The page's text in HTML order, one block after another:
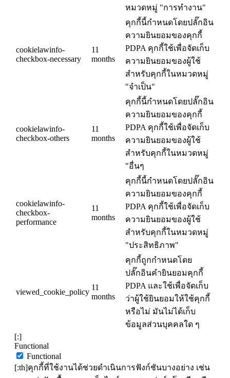
หมวดหมู่ "การทำงาน"
cookielawinfo-
checkbox-necessary
11
months
คุกกี้นี้กำหนดโดยปลั๊กอิน
ความยินยอมของคุกกี้
PDPA คุกกี้ใช้เพื่อจัดเก็บ
ความยินยอมของผู้ใช้
สำหรับคุกกี้ในหมวดหมู่
"จำเป็น"
cookielawinfo-
checkbox-others
11
months
คุกกี้นี้กำหนดโดยปลั๊กอิน
ความยินยอมของคุกกี้
PDPA คุกกี้ใช้เพื่อจัดเก็บ
ความยินยอมของผู้ใช้
สำหรับคุกกี้ในหมวดหมู่
"อื่นๆ
cookielawinfo-
checkbox-
performance
11
months
คุกกี้นี้กำหนดโดยปลั๊กอิน
ความยินยอมของคุกกี้
PDPA คุกกี้ใช้เพื่อจัดเก็บ
ความยินยอมของผู้ใช้
สำหรับคุกกี้ในหมวดหมู่
"ประสิทธิภาพ"
viewed_cookie_policy
11
months
คุกกี้ถูกกำหนดโดย
ปลั๊กอินคำยินยอมคุกกี้
PDPA และใช้เพื่อจัดเก็บ
ว่าผู้ใช้ยินยอมให้ใช้คุกกี้
หรือไม่ มันไม่ได้เก็บ
ข้อมูลส่วนบุคคลใด ๆ
[:]
Functional
Functional
[:th]คุกกี้ที่ใช้งานได้ช่วยดำเนินการฟังก์ชันบางอย่าง เช่น